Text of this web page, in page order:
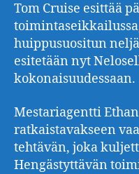
Tom Cruise esittää
huippusuositun
esitetään nyt
kokonaisuudessaan.
Mestariagentti
ratkaistavakseen
tehtävän, joka
Hengästyttävän